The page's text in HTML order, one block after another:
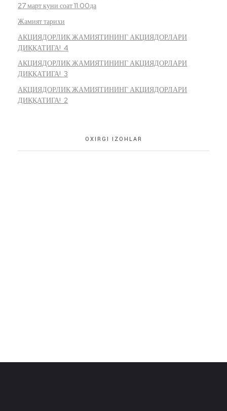
27 март куни соат 11.00да
Жамият тарихи
АКЦИЯДОРЛИК ЖАМИЯТИНИНГ АКЦИЯДОРЛАРИ
ДИҚҚАТИГА! 4
АКЦИЯДОРЛИК ЖАМИЯТИНИНГ АКЦИЯДОРЛАРИ
ДИҚҚАТИГА! 3
АКЦИЯДОРЛИК ЖАМИЯТИНИНГ АКЦИЯДОРЛАРИ
ДИҚҚАТИГА! 2
OXIRGI IZOHLAR